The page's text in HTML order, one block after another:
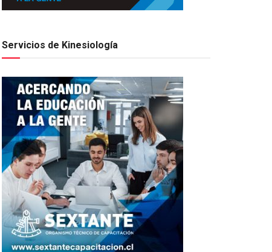
Servicios de Kinesiología